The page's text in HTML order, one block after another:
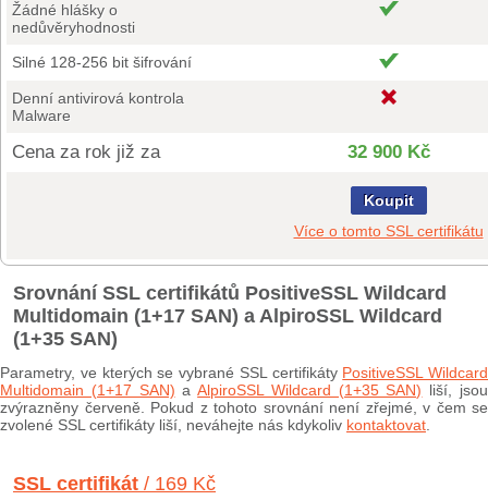
Žádné hlášky o
nedůvěryhodnosti
Silné 128-256 bit šifrování
Denní antivirová kontrola
Malware
Cena za rok již za 32 900 Kč
Koupit
Více o tomto SSL certifikátu
Srovnání SSL certifikátů PositiveSSL Wildcard
Multidomain (1+17 SAN) a AlpiroSSL Wildcard
(1+35 SAN)
Parametry, ve kterých se vybrané SSL certifikáty PositiveSSL Wildcard
Multidomain (1+17 SAN) aAlpiroSSL Wildcard (1+35 SAN) liší, jsou
zvýrazněny červeně. Pokud z tohoto srovnání není zřejmé, v čem se
zvolené SSL certifikáty liší, neváhejte nás kdykoliv kontaktovat
SSL certifikát / 169 Kč